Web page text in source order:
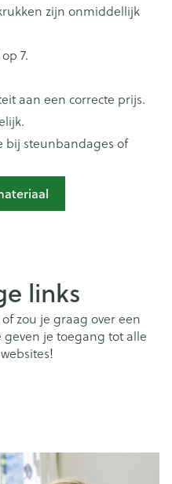
zijn onmiddellijk
7.
aan een correcte prijs.
bij steunbandages of
links
zou je graag over een
geven je toegang tot alle